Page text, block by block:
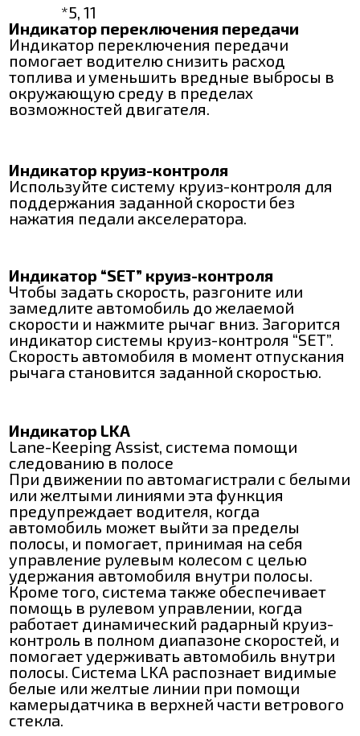
*5, 11
Индикатор переключения передачи
Индикатор переключения передачи
помогает водителю снизить расход
топлива и уменьшить вредные выбросы в
окружающую среду в пределах
возможностей двигателя.
Индикатор круиз-контроля
Используйте систему круиз-контроля для
поддержания заданной скорости без
нажатия педали акселератора.
Индикатор “SET” круиз-контроля
Чтобы задать скорость, разгоните или
замедлите автомобиль до желаемой
скорости и нажмите рычаг вниз. Загорится
индикатор системы круиз-контроля “SET”.
Скорость автомобиля в момент отпускания
рычага становится заданной скоростью.
Индикатор LKA
Lane-Keeping Assist, система помощи
следованию в полосе
При движении по автомагистрали с белыми
или желтыми линиями эта функция
предупреждает водителя, когда
автомобиль может выйти за пределы
полосы, и помогает, принимая на себя
управление рулевым колесом с целью
удержания автомобиля внутри полосы.
Кроме того, система также обеспечивает
помощь в рулевом управлении, когда
работает динамический радарный круиз-
контроль в полном диапазоне скоростей, и
помогает удерживать автомобиль внутри
полосы. Система LKA распознает видимые
белые или желтые линии при помощи
камерыдатчика в верхней части ветрового
стекла.